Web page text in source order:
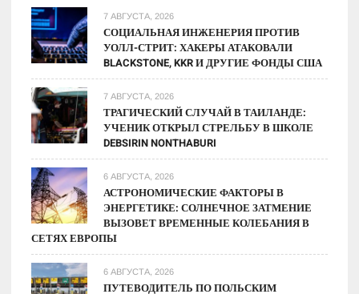
7 АВГУСТА, 2026
СОЦИАЛЬНАЯ ИНЖЕНЕРИЯ ПРОТИВ
УОЛЛ-СТРИТ: ХАКЕРЫ АТАКОВАЛИ
BLACKSTONE, KKR И ДРУГИЕ ФОНДЫ США
7 АВГУСТА, 2026
ТРАГИЧЕСКИЙ СЛУЧАЙ В ТАИЛАНДЕ:
УЧЕНИК ОТКРЫЛ СТРЕЛЬБУ В ШКОЛЕ
DEBSIRIN NONTHABURI
6 АВГУСТА, 2026
АСТРОНОМИЧЕСКИЕ ФАКТОРЫ В
ЭНЕРГЕТИКЕ: СОЛНЕЧНОЕ ЗАТМЕНИЕ
ВЫЗОВЕТ ВРЕМЕННЫЕ КОЛЕБАНИЯ В
СЕТЯХ ЕВРОПЫ
6 АВГУСТА, 2026
ПУТЕВОДИТЕЛЬ ПО ПОЛЬСКИМ